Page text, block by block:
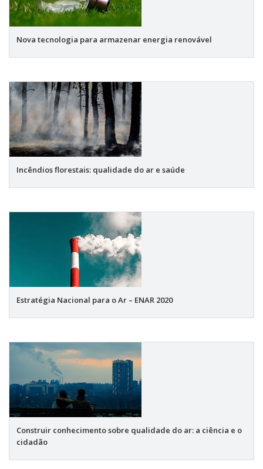
Nova tecnologia para armazenar energia renovável
Incêndios florestais: qualidade do ar e saúde
Estratégia Nacional para o Ar – ENAR 2020
Construir conhecimento sobre qualidade do ar: a ciência e o
cidadão